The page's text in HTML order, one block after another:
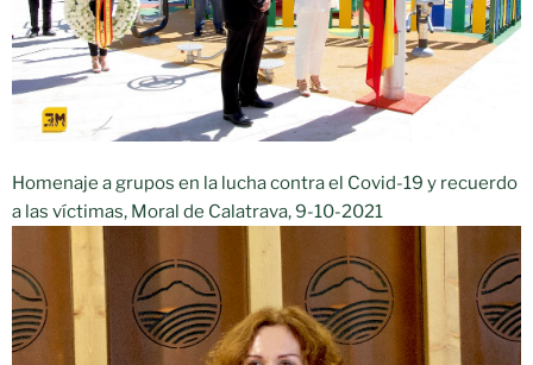
Homenaje a grupos en la lucha contra el Covid-19 y recuerdo
a las víctimas, Moral de Calatrava, 9-10-2021